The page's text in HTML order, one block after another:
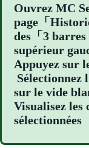
Ouvrez MC
page「
des「3
supérieur
Appuyez sur
sur le vide
Visualisez les
sélectionnées